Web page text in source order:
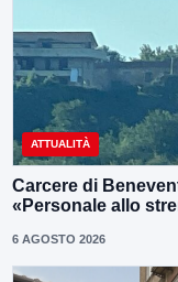
ATTUALITÀ
Carcere di
«Personale allo
6 AGOSTO 2026